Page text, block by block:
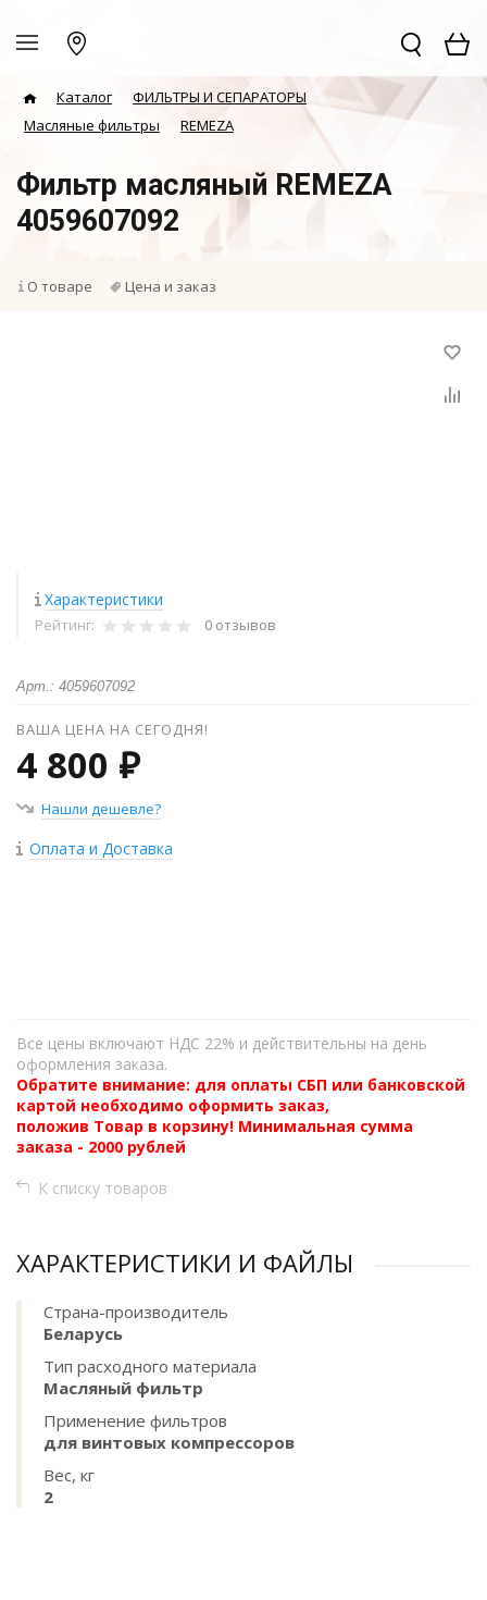
Каталог
ФИЛЬТРЫ И СЕПАРАТОРЫ
Масляные фильтры
REMEZA
Фильтр масляный REMEZA
4059607092
О товаре Цена и заказ
Характеристики
Рейтинг: 0 отзывов
Арт.: 4059607092
ВАША ЦЕНА НА СЕГОДНЯ!
4 800 ₽
Нашли дешевле?
Оплата и Доставка
Все цены включают НДС 22% и действительны на день
оформления заказа.
Обратите внимание: для оплаты СБП или банковской
картой необходимо оформить заказ,
положив Товар в корзину! Минимальная сумма
заказа - 2000 рублей
К списку товаров
ХАРАКТЕРИСТИКИ И ФАЙЛЫ
Страна-производитель
Беларусь
Тип расходного материала
Масляный фильтр
Применение фильтров
для винтовых компрессоров
Вес, кг
2